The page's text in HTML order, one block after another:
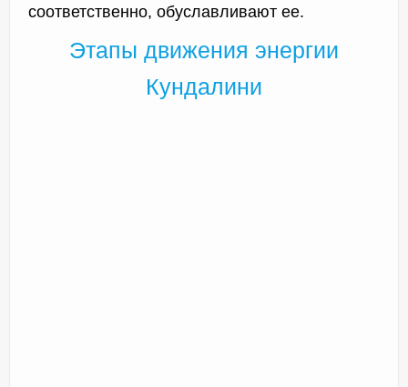
соответственно, обуславливают ее.
Этапы движения энергии
Кундалини